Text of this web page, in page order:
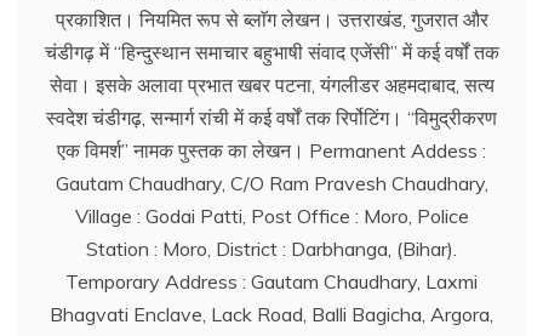
प्रकाशित। नियमित रूप से ब्लाॅग लेखन। उत्तराखंड, गुजरात और
चंडीगढ़ में ‘‘हिन्दुस्थान समाचार बहुभाषी संवाद एजेंसी’’ में कई वर्षों तक
सेवा। इसके अलावा प्रभात खबर पटना, यंगलीडर अहमदाबाद, सत्य
स्वदेश चंडीगढ़, सन्मार्ग रांची में कई वर्षों तक रिर्पोटिंग। ‘‘विमुद्रीकरण
एक विमर्श’’ नामक पुस्तक का लेखन। Permanent Addess :
Gautam Chaudhary, C/O Ram Pravesh Chaudhary,
Village : Godai Patti, Post Office : Moro, Police
Station : Moro, District : Darbhanga, (Bihar).
Temporary Address : Gautam Chaudhary, Laxmi
Bhagvati Enclave, Lack Road, Balli Bagicha, Argora,